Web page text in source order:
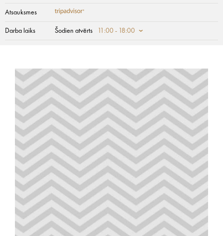
Atsauksmes
Darba laiks Šodien atvērts 11:00 - 18:00